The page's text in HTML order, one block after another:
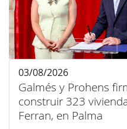
Galmés y Prohens
construir 323
Ferran, en Palma
03/08/2026